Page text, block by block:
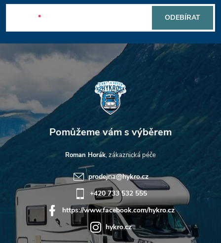
p
a
t
í
ODEBÍRAT
Roman Horák
prodejna@hykro.cz
+420 733 532 555
https://www.facebook.com/hykro.cz
hykro.cz